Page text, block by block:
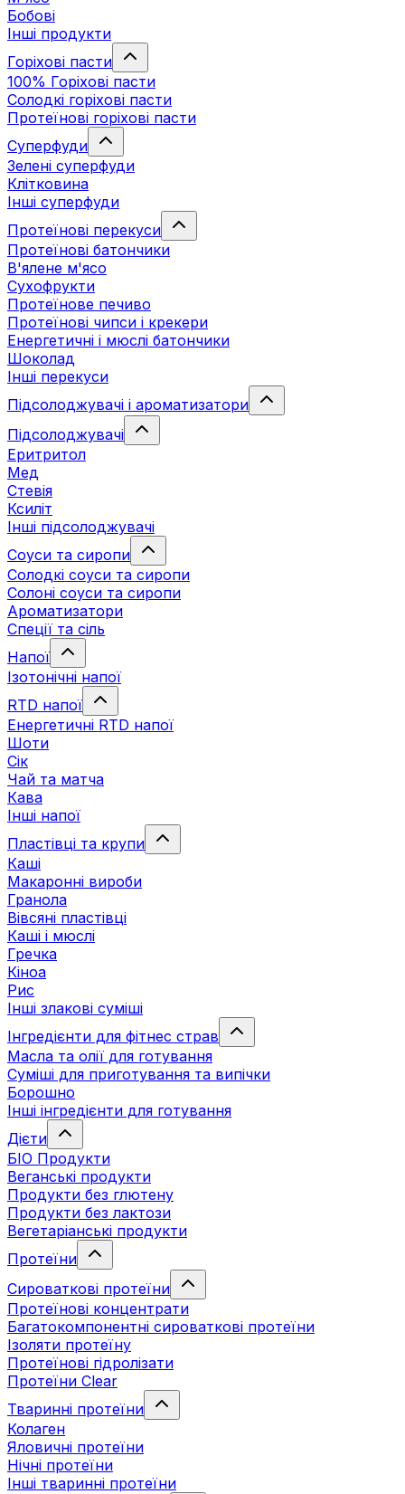
Бобові
Інші продукти
Горіхові пасти
100% Горіхові пасти
Солодкі горіхові пасти
Протеїнові горіхові пасти
Суперфуди
Зелені суперфуди
Клітковина
Інші суперфуди
Протеїнові перекуси
Протеїнові батончики
В'ялене м'ясо
Сухофрукти
Протеїнове печиво
Протеїнові чипси і крекери
Енергетичні і мюслі батончики
Шоколад
Інші перекуси
Підсолоджувачі і ароматизатори
Підсолоджувачі
Еритритол
Мед
Стевія
Ксиліт
Інші підсолоджувачі
Соуси та сиропи
Солодкі соуси та сиропи
Солоні соуси та сиропи
Ароматизатори
Спеції та сіль
Напої
Ізотонічні напої
RTD напої
Енергетичні RTD напої
Шоти
Сік
Чай та матча
Кава
Інші напої
Пластівці та крупи
Каші
Макаронні вироби
Гранола
Вівсяні пластівці
Каші і мюслі
Гречка
Кіноа
Рис
Інші злакові суміші
Інгредієнти для фітнес страв
Масла та олії для готування
Суміші для приготування та випічки
Борошно
Інші інгредієнти для готування
Дієти
БІО Продукти
Веганські продукти
Продукти без глютену
Продукти без лактози
Вегетаріанські продукти
Протеїни
Сироваткові протеїни
Протеїнові концентрати
Багатокомпонентні сироваткові протеїни
Ізоляти протеїну
Протеїнові гідролізати
Протеїни Clear
Тваринні протеїни
Колаген
Яловичні протеїни
Нічні протеїни
Інші тваринні протеїни